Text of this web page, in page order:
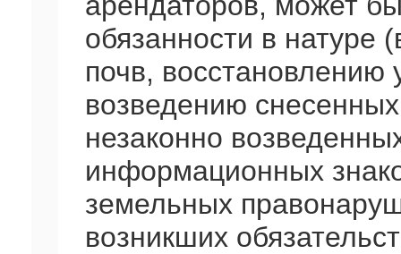
обязанности в натуре
почв, восстановлению
возведению
незаконно
информационных
земельных
возникших